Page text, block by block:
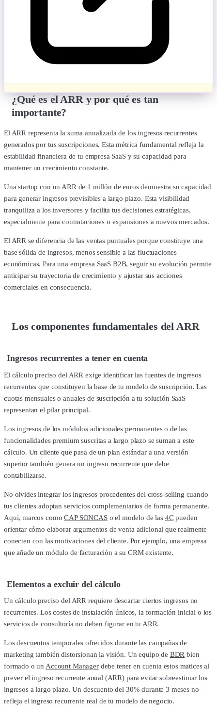
¿Qué es el ARR y por qué es tan
importante?
El ARR representa la suma anualizada de los ingresos recurrentes
generados por tus suscripciones. Esta métrica fundamental refleja la
estabilidad financiera de tu empresa SaaS y su capacidad para
mantener un crecimiento constante.
Una startup con un ARR de 1 millón de euros demuestra su capacidad
para generar ingresos previsibles a largo plazo. Esta visibilidad
tranquiliza a los inversores y facilita tus decisiones estratégicas,
especialmente para contrataciones o expansiones a nuevos mercados.
El ARR se diferencia de las ventas puntuales porque constituye una
base sólida de ingresos, menos sensible a las fluctuaciones
económicas. Para una empresa SaaS B2B, seguir su evolución permite
anticipar su trayectoria de crecimiento y ajustar sus acciones
comerciales en consecuencia.
Los componentes fundamentales del ARR
Ingresos recurrentes a tener en cuenta
El cálculo preciso del ARR exige identificar las fuentes de ingresos
recurrentes que constituyen la base de tu modelo de suscripción. Las
cuotas mensuales o anuales de suscripción a tu solución SaaS
representan el pilar principal.
Los ingresos de los módulos adicionales permanentes o de las
funcionalidades premium suscritas a largo plazo se suman a este
cálculo. Un cliente que pasa de un plan estándar a una versión
superior también genera un ingreso recurrente que debe
contabilizarse.
No olvides integrar los ingresos procedentes del cross-selling cuando
tus clientes adoptan servicios complementarios de forma permanente.
Aquí, marcos comoCAP SONCASo el modelo de las 4Cpueden
orientar cómo elaborar argumentos de venta adicional que realmente
conecten con las motivaciones del cliente. Por ejemplo, una empresa
que añade un módulo de facturación a su CRM existente.
Elementos a excluir del cálculo
Un cálculo preciso del ARR requiere descartar ciertos ingresos no
recurrentes. Los costes de instalación únicos, la formación inicial o los
servicios de consultoría no deben figurar en tu ARR.
Los descuentos temporales ofrecidos durante las campañas de
marketing también distorsionan la visión. Un equipo de BDR bien
formado o unAccount Managerdebe tener en cuenta estos matices al
prever el ingreso recurrente anual (ARR) para evitar sobreestimar los
ingresos a largo plazo. Un descuento del 30% durante 3 meses no
refleja el ingreso recurrente real de tu modelo de negocio.